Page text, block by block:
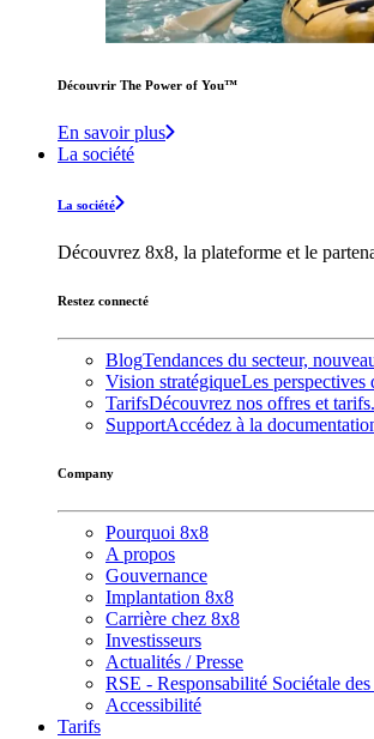
Découvrir The Power of You™️
En savoir plus
La société
La société
Découvrez 8x8, la plateforme et le
Restez connecté
BlogTendances du secteur,
Vision stratégiqueLes perspectives
TarifsDécouvrez nos offres et tarifs.
SupportAccédez à la
Company
Pourquoi 8x8
A propos
Gouvernance
Implantation 8x8
Carrière chez 8x8
Investisseurs
Actualités / Presse
RSE - Responsabilité Sociétale
Accessibilité
Tarifs